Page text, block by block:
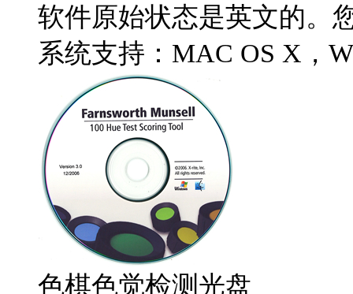
软件原始状态是英文的。
系统支持： MAC OS X ，
色棋色觉检测光盘